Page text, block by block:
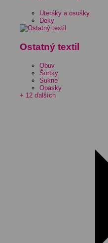
Uteráky a osušky
Deky
Ostatný textil
Obuv
Šortky
Sukne
Opasky
+ 12 ďalších